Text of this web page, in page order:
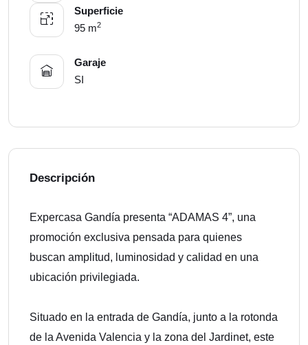
Superficie
95 m2
Garaje
SI
Descripción
Expercasa Gandía presenta “ADAMAS 4”, una
promoción exclusiva pensada para quienes
buscan amplitud, luminosidad y calidad en una
ubicación privilegiada.
Situado en la entrada de Gandía, junto a la rotonda
de la Avenida Valencia y la zona del Jardinet, este